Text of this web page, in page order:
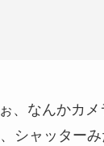
、なんかカ
シャッターみ